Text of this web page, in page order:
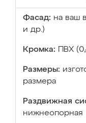
Фасад: на ваш
и др.)
Кромка: ПВХ
Размеры:
размера
Раздвижная
нижнеопорная